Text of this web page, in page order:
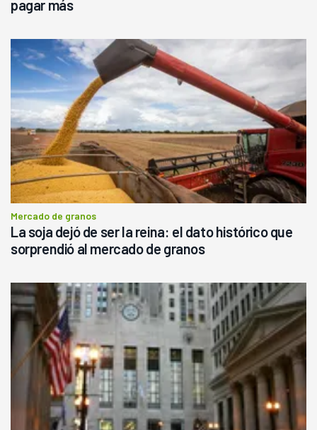
pagar más
Mercado de granos
La soja dejó de ser la reina: el dato histórico que
sorprendió al mercado de granos